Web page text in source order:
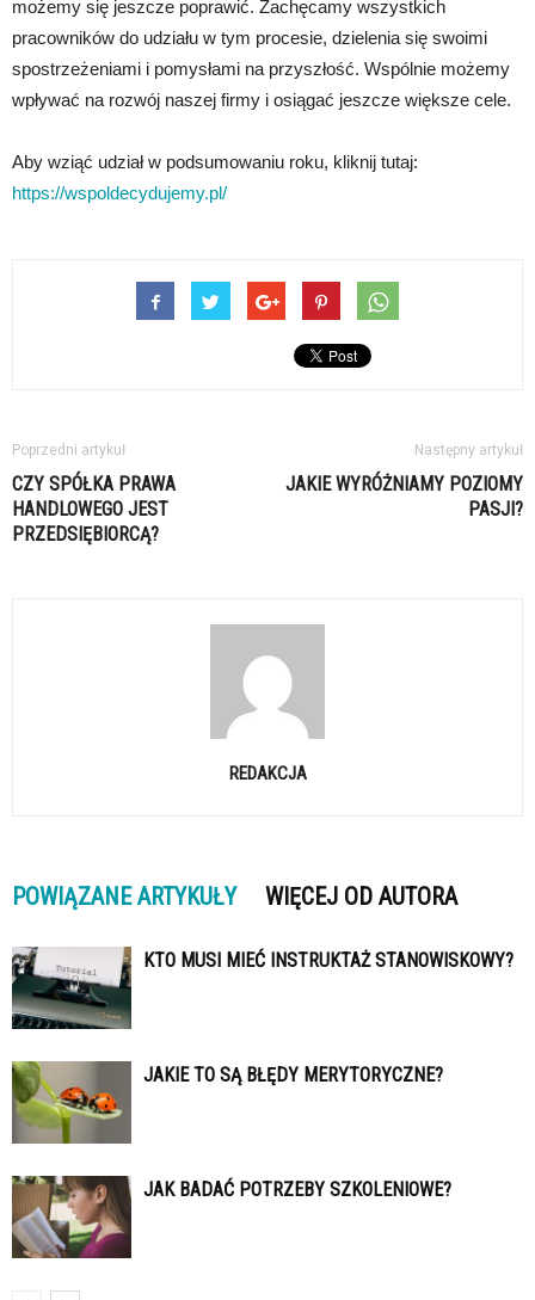
możemy się jeszcze poprawić. Zachęcamy wszystkich
pracowników do udziału w tym procesie, dzielenia się swoimi
spostrzeżeniami i pomysłami na przyszłość. Wspólnie możemy
wpływać na rozwój naszej firmy i osiągać jeszcze większe cele.
Aby wziąć udział w podsumowaniu roku, kliknij tutaj:
https://wspoldecydujemy.pl/
Poprzedni artykuł
CZY SPÓŁKA PRAWA
HANDLOWEGO JEST
PRZEDSIĘBIORCĄ?
Następny artykuł
JAKIE WYRÓŻNIAMY POZIOMY
PASJI?
REDAKCJA
POWIĄZANE ARTYKUŁY WIĘCEJ OD AUTORA
KTO MUSI MIEĆ INSTRUKTAŻ STANOWISKOWY?
JAKIE TO SĄ BŁĘDY MERYTORYCZNE?
JAK BADAĆ POTRZEBY SZKOLENIOWE?